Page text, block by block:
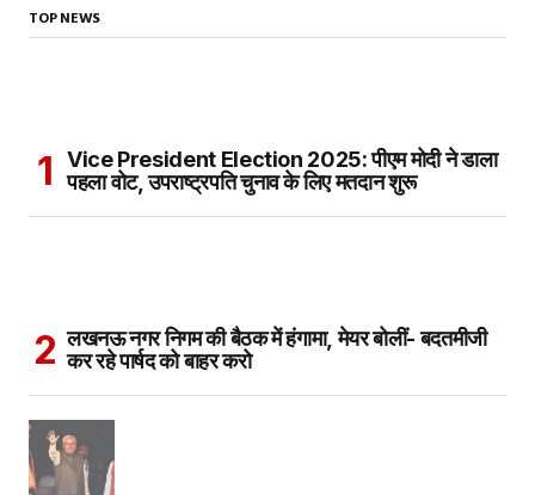
TOP NEWS
Vice President Election 2025: पीएम मोदी ने डाला
पहला वोट, उपराष्ट्रपति चुनाव के लिए मतदान शुरू
लखनऊ नगर निगम की बैठक में हंगामा, मेयर बोलीं- बदतमीजी
कर रहे पार्षद को बाहर करो